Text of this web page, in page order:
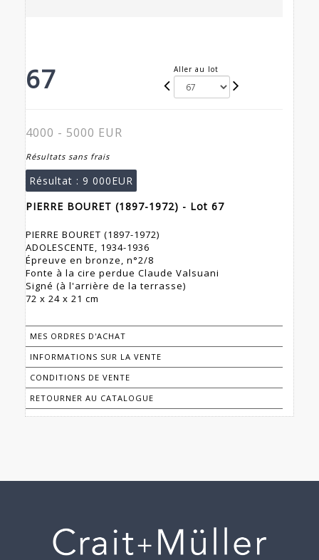
67 Aller au lot
4000 - 5000 EUR
Résultats sans frais
Résultat : 9 000EUR
PIERRE BOURET (1897-1972) - Lot 67
PIERRE BOURET (1897-1972)
ADOLESCENTE, 1934-1936
Épreuve en bronze, n°2/8
Fonte à la cire perdue Claude Valsuani
Signé (à l'arrière de la terrasse)
MES ORDRES D'ACHAT
INFORMATIONS SUR LA VENTE
CONDITIONS DE VENTE
RETOURNER AU CATALOGUE